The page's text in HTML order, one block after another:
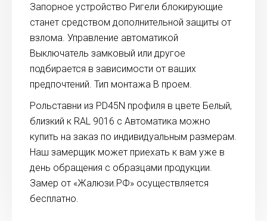
Запорное устройство Ригели блокирующие
станет средством дополнительной защиты от
взлома. Управление автоматикой
Выключатель замковый или другое
подбирается в зависимости от ваших
предпочтений. Тип монтажа В проем.
Рольставни из PD45N профиля в цвете Белый,
близкий к RAL 9016 с Автоматика можно
купить на заказ по индивидуальным размерам.
Наш замерщик может приехать к вам уже в
день обращения с образцами продукции.
Замер от «Жалюзи.РФ» осуществляется
бесплатно.